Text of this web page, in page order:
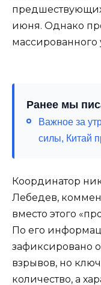
предшествующих
июня. Однако
Ранее мы
Важное за
силы, Китай
Координатор
Лебедев,
вместо этого
По его
зафиксировано
взрывов, но
количество, а